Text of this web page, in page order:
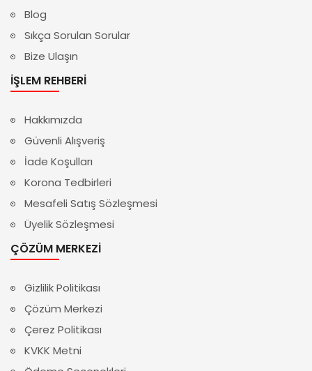
Blog
Sıkça Sorulan Sorular
Bize Ulaşın
İŞLEM REHBERI
Hakkımızda
Güvenli Alışveriş
İade Koşulları
Korona Tedbirleri
Mesafeli Satış Sözleşmesi
Üyelik Sözleşmesi
ÇÖZÜM MERKEZI
Gizlilik Politikası
Çözüm Merkezi
Çerez Politikası
KVKK Metni